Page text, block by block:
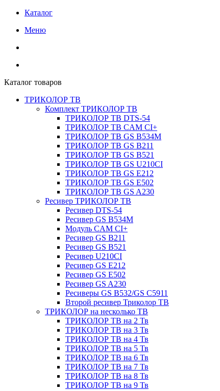
Каталог
Меню
Каталог товаров
ТРИКОЛОР ТВ
Комплект ТРИКОЛОР ТВ
ТРИКОЛОР ТВ DTS-54
ТРИКОЛОР ТВ CAM CI+
ТРИКОЛОР ТВ GS B534M
ТРИКОЛОР ТВ GS B211
ТРИКОЛОР ТВ GS B521
ТРИКОЛОР ТВ GS U210CI
ТРИКОЛОР ТВ GS E212
ТРИКОЛОР ТВ GS E502
ТРИКОЛОР ТВ GS A230
Ресивер ТРИКОЛОР ТВ
Ресивер DTS-54
Ресивер GS B534M
Модуль CAM CI+
Ресивер GS B211
Ресивер GS B521
Ресивер U210CI
Ресивер GS E212
Ресивер GS E502
Ресивер GS A230
Ресиверы GS B532/GS C5911
Второй ресивер Триколор ТВ
ТРИКОЛОР на несколько ТВ
ТРИКОЛОР ТВ на 2 Тв
ТРИКОЛОР ТВ на 3 Тв
ТРИКОЛОР ТВ на 4 Тв
ТРИКОЛОР ТВ на 5 Тв
ТРИКОЛОР ТВ на 6 Тв
ТРИКОЛОР ТВ на 7 Тв
ТРИКОЛОР ТВ на 8 Тв
ТРИКОЛОР ТВ на 9 Тв